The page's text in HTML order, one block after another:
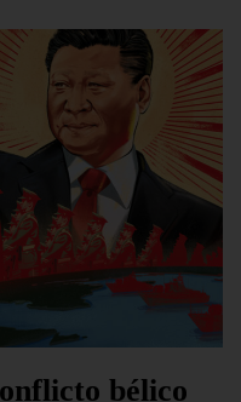
bélico